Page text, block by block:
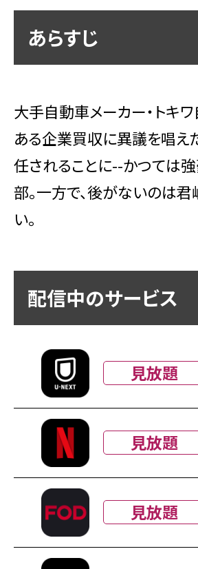
あらすじ
大手自動車メーカー・トキ
ある企業買収に異議を唱え
任されることに--かつては
部。一方で、後がないのは
い。
配信中のサービス
見放題
見放題
見放題